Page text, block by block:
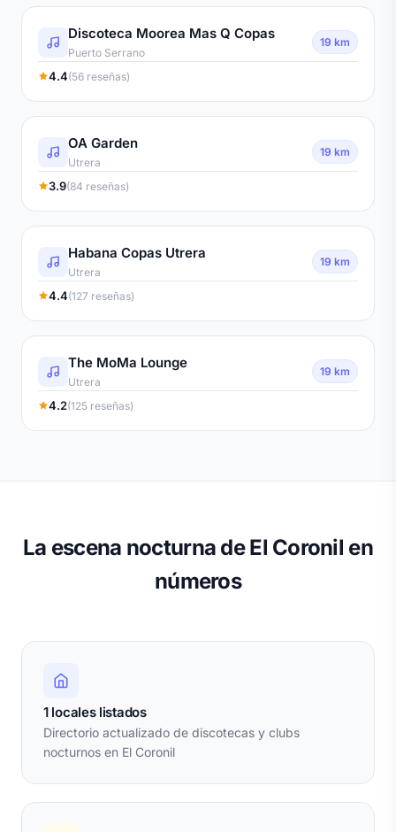
Discoteca Moorea Mas Q Copas
Puerto Serrano
19 km
4.4(56 reseñas)
OA Garden
Utrera
19 km
3.9(84 reseñas)
Habana Copas Utrera
Utrera
19 km
4.4(127 reseñas)
The MoMa Lounge
Utrera
19 km
4.2(125 reseñas)
La escena nocturna de El Coronil en
números
1 locales listados
Directorio actualizado de discotecas y clubs
nocturnos en El Coronil